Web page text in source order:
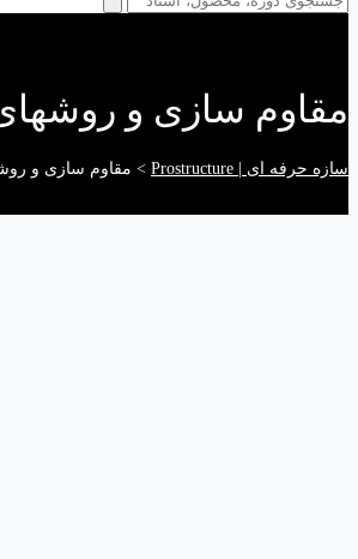
مقاوم سازی و
سازه حرفه ای | Prostructure > مقاوم سازی و